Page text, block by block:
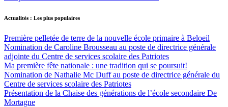
Actualités : Les plus populaires
Première pelletée de terre de la nouvelle école primaire à Beloeil
Nomination de Caroline Brousseau au poste de directrice générale
adjointe du Centre de services scolaire des Patriotes
Ma première fête nationale : une tradition qui se poursuit!
Nomination de Nathalie Mc Duff au poste de directrice générale du
Centre de services scolaire des Patriotes
Présentation de la Chaise des générations de l’école secondaire De
Mortagne